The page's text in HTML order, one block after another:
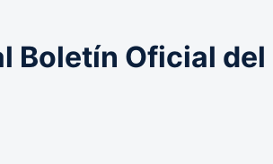
Boletín Oficial del